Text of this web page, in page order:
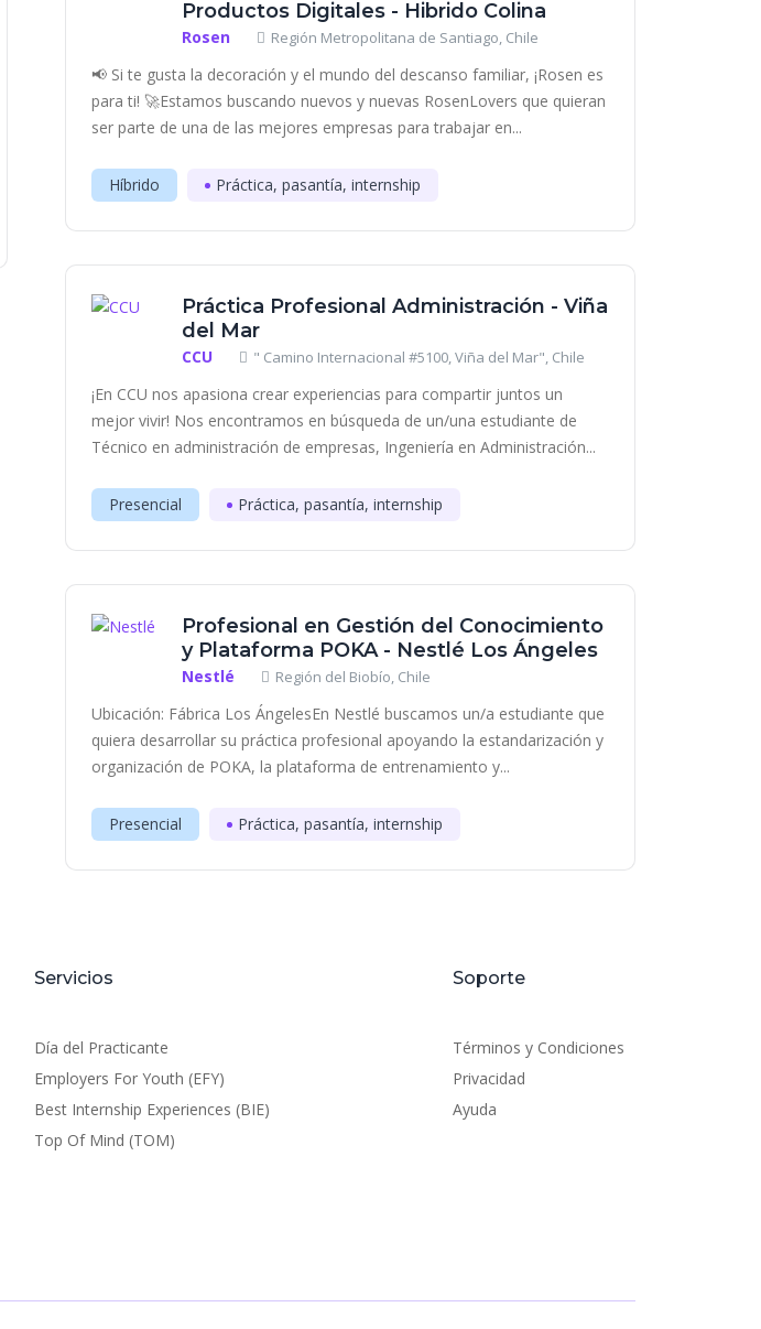
Productos Digitales - Hibrido Colina
Rosen Región Metropolitana de Santiago, Chile
📢 Si te gusta la decoración y el mundo del descanso familiar, ¡Rosen es
para ti! 🚀Estamos buscando nuevos y nuevas RosenLovers que quieran
ser parte de una de las mejores empresas para trabajar en...
Híbrido Práctica, pasantía, internship
Práctica Profesional Administración - Viña
del Mar
CCU " Camino Internacional #5100, Viña del Mar", Chile
¡En CCU nos apasiona crear experiencias para compartir juntos un
mejor vivir! Nos encontramos en búsqueda de un/una estudiante de
Técnico en administración de empresas, Ingeniería en Administración...
Presencial Práctica, pasantía, internship
Profesional en Gestión del Conocimiento
y Plataforma POKA - Nestlé Los Ángeles
Nestlé Región del Biobío, Chile
Ubicación: Fábrica Los ÁngelesEn Nestlé buscamos un/a estudiante que
quiera desarrollar su práctica profesional apoyando la estandarización y
organización de POKA, la plataforma de entrenamiento y...
Presencial Práctica, pasantía, internship
Servicios
Día del Practicante
Employers For Youth (EFY)
Best Internship Experiences (BIE)
Top Of Mind (TOM)
Soporte
Términos y Condiciones
Privacidad
Ayuda